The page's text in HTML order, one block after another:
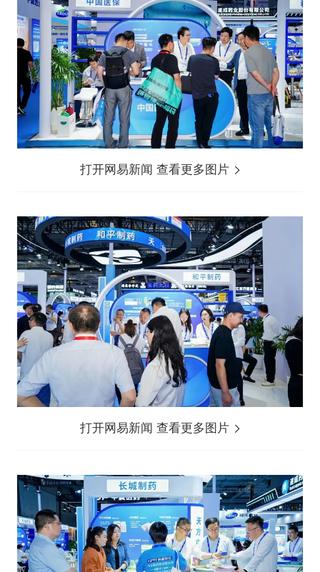
打开网易新闻 查看更多图片
打开网易新闻 查看更多图片